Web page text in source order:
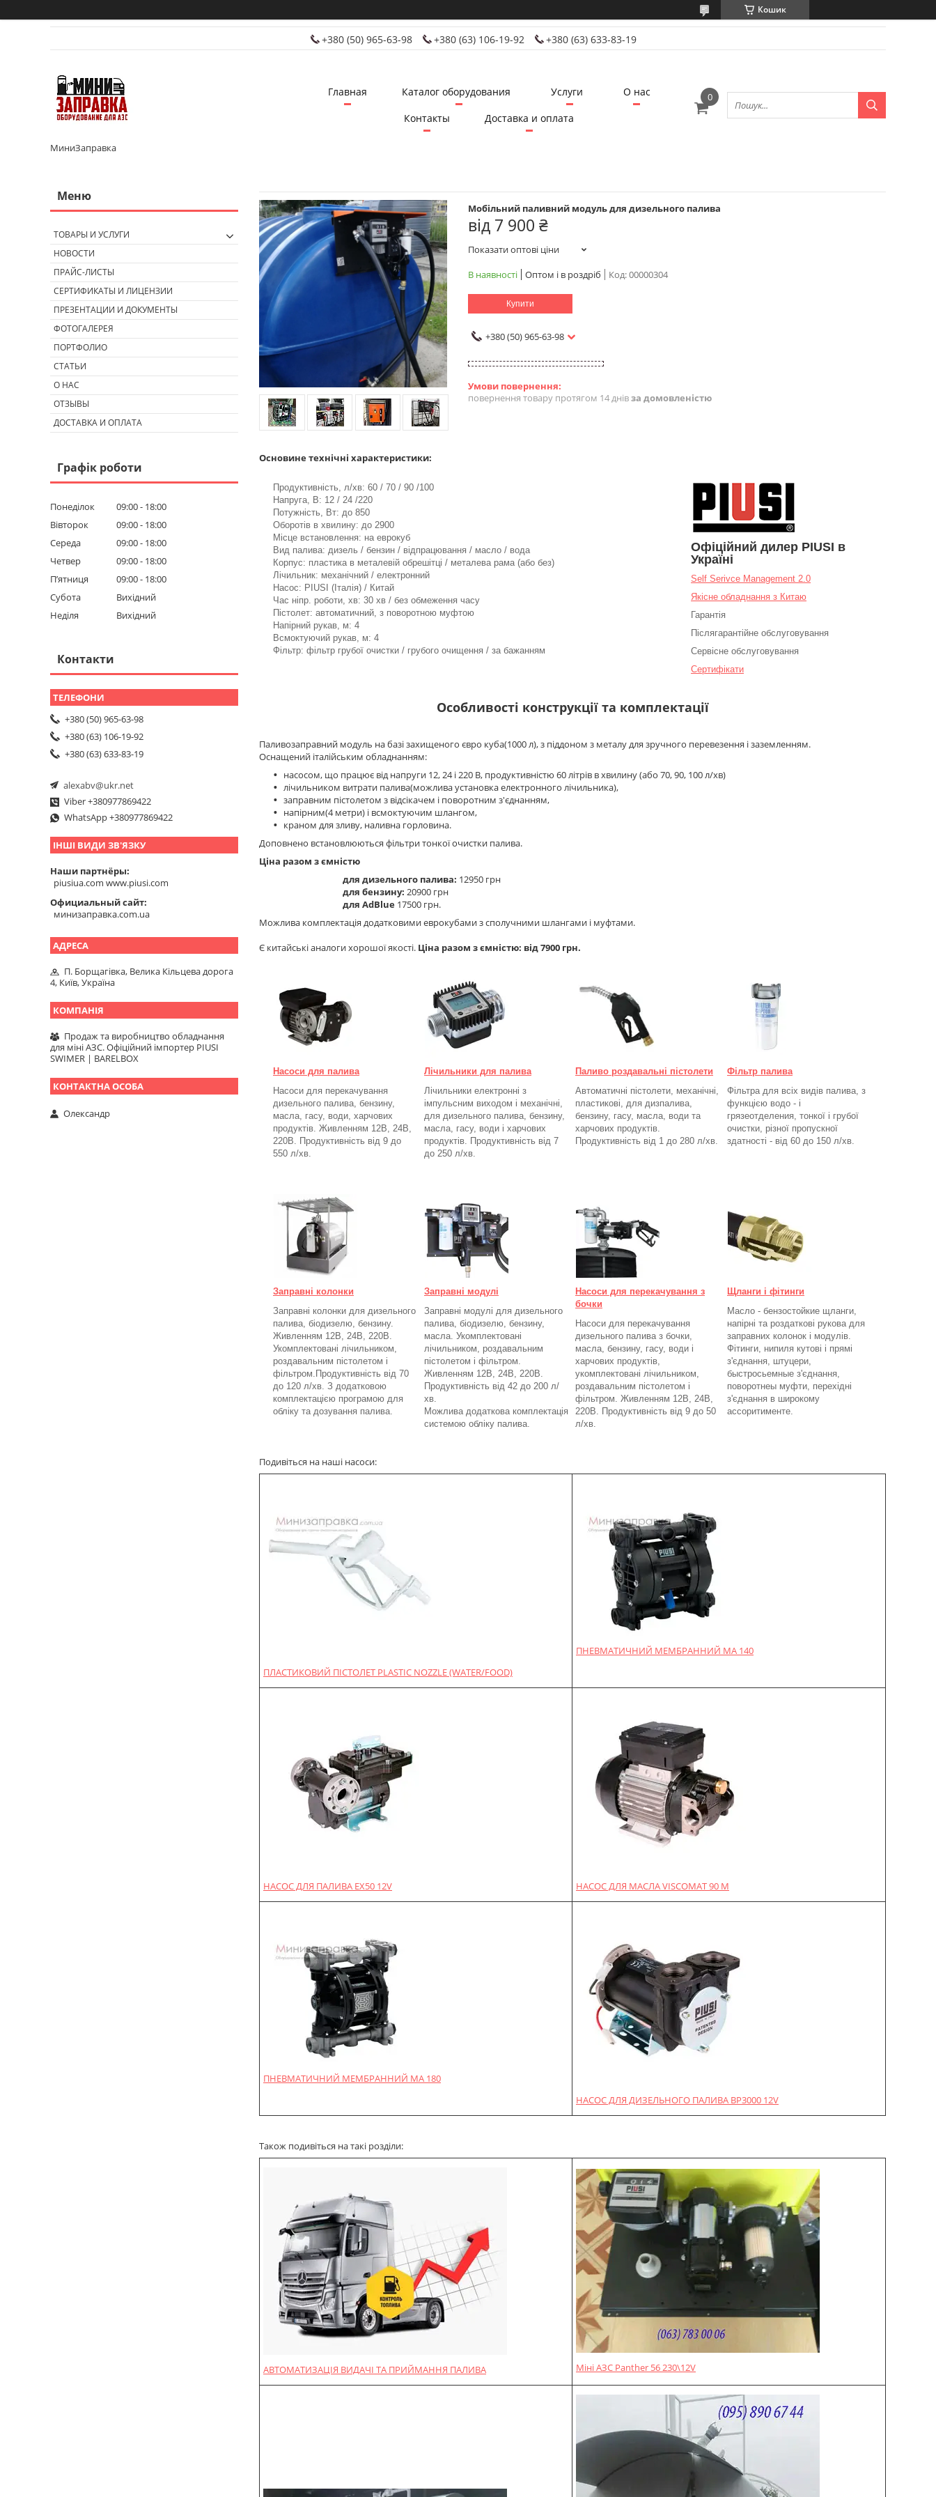
Кошик
+380 (50) 965-63-98 +380 (63) 106-19-92 +380 (63) 633-83-19
МиниЗаправка
Главная Каталог оборудования Услуги
О нас
Контакты
Доставка и оплата
Мобільний паливний модуль для дизельного палива
від 7 900 ₴
Показати оптові ціни
В наявності
Оптом і в роздріб Код:00000304
Купити
+380 (50) 965-63-98
повернення товару протягом 14 днівза домовленістю
Основине технічні характеристики:
Продуктивність, л/хв: 60 / 70 / 90 /100
Напруга, В: 12 / 24 /220
Потужність, Вт: до 850
Оборотів в хвилину: до 2900
Місце встановлення: на еврокуб
Вид палива: дизель / бензин / відпрацювання / масло / вода
Корпус: пластика в металевій обрешітці / металева рама (або без)
Лічильник: механічний / електронний
Насос: PIUSI (Італія) / Китай
Час ніпр. роботи, хв: 30 хв / без обмеження часу
Пістолет: автоматичний, з поворотною муфтою
Напірний рукав, м: 4
Всмоктуючий рукав, м: 4
Фільтр: фільтр грубої очистки / грубого очищення / за бажанням
Офіційний дилер PIUSI в
Україні
Self Serivce Management 2.0
Якісне обладнання з Китаю
Гарантія
Післягарантійне обслуговування
Сервісне обслуговування
Сертифікати
Особливості конструкції та комплектації
Паливозаправний модуль на базі захищеного євро куба(1000 л), з піддоном з металу для зручного перевезення і заземленням.
Оснащений італійським обладнанням:
насосом, що працює від напруги 12, 24 і 220 В, продуктивністю 60 літрів в хвилину (або 70, 90, 100 л/хв)
лічильником витрати палива(можлива установка електронного лічильника),
заправним пістолетом з відсікачем і поворотним з'єднанням,
напірним(4 метри) і всмоктуючим шлангом,
краном для зливу, наливна горловина.
Доповнено встановлюються фільтри тонкої очистки палива.
Ціна разом з ємністю
для дизельного палива: 12950 грн
для бензину: 20900 грн
для AdBlue 17500 грн.
Можлива комплектація додатковими еврокубами з сполучними шлангами і муфтами.
Є китайські аналоги хорошої якості. Ціна разом з ємністю: від 7900 грн.
Насоси для палива
Насоси для перекачування
дизельного палива, бензину,
масла, гасу, води, харчових
продуктів. Живленням 12В, 24В,
220В. Продуктивність від 9 до
550 л/хв.
Лічильники для палива
Лічильники електронні з
імпульсним виходом і механічні,
для дизельного палива, бензину,
масла, гасу, води і харчових
продуктів. Продуктивність від 7
до 250 л/хв.
Паливо роздавальні пістолети
Автоматичні пістолети, механічні,
пластикові, для дизпалива,
бензину, гасу, масла, води та
харчових продуктів.
Продуктивність від 1 до 280 л/хв.
Фільтр палива
Фільтра для всіх видів палива, з
функцією водо - і
грязеотделения, тонкої і грубої
очистки, різної пропускної
здатності - від 60 до 150 л/хв
Заправні колонки
Заправні колонки для дизельного
палива, біодизелю, бензину.
Живленням 12В, 24В, 220В.
Укомплектовані лічильником,
роздавальним пістолетом і
фільтром. Продуктивність від 70
до 120 л/хв. З додатковою
комплектацією програмою для
обліку та дозування палива.
Заправні модулі
Заправні модулі для дизельного
палива, біодизелю, бензину,
масла. Укомплектовані
лічильником, роздавальним
пістолетом і фільтром.
Живленням 12В, 24В, 220В.
Продуктивність від 42 до 200 л/
хв.
Можлива додаткова комплектація
системою обліку палива.
Насоси для перекачування з
бочки
Насоси для перекачування
дизельного палива з бочки,
масла, бензину, гасу, води і
харчових продуктів,
укомплектовані лічильником,
роздавальним пістолетом і
фільтром. Живленням 12В, 24В,
220В. Продуктивність від 9 до 50
л/хв.
Щланги і фітинги
Масло - бензостойкие щланги,
напірні та роздаткові рукова для
заправних колонок і модулів.
Фітинги, нипиля кутові і прямі
з'єднання, штуцери,
быстросьемные з'єднання,
поворотнеы муфти, перехідні
з'єднання в широкому
ассоритименте.
Подивіться на наші насоси:
ПЛАСТИКОВИЙ ПІСТОЛЕТ PLASTIC NOZZLE (WATER/FOOD)
ПНЕВМАТИЧНИЙ МЕМБРАННИЙ MA 140
НАСОС ДЛЯ ПАЛИВА EX50 12V НАСОС ДЛЯ МАСЛА VISCOMAT 90 M
ПНЕВМАТИЧНИЙ МЕМБРАННИЙ MA 180
НАСОС ДЛЯ ДИЗЕЛЬНОГО ПАЛИВА BP3000 12V
Також подивіться на такі розділи:
АВТОМАТИЗАЦІЯ ВИДАЧІ ТА ПРИЙМАННЯ ПАЛИВА Міні АЗС Panther 56 230\12V
ТОВАРЫ И УСЛУГИ
НОВОСТИ
ПРАЙС-ЛИСТЫ
СЕРТИФИКАТЫ И ЛИЦЕНЗИИ
ПРЕЗЕНТАЦИИ И ДОКУМЕНТЫ
ФОТОГАЛЕРЕЯ
ПОРТФОЛИО
СТАТЬИ
О НАС
ОТЗЫВЫ
ДОСТАВКА И ОПЛАТА
Графік роботи
Понеділок 09:00
18:00
Вівторок
09:00
18:00
Середа
09:00
18:00
Четвер
09:00
18:00
Пʼятниця
09:00
18:00
Субота
Вихідний
Неділя
Вихідний
Контакти
+380 (50) 965-63-98
+380 (63) 106-19-92
+380 (63) 633-83-19
alexabv@ukr.net
Viber +380977869422
WhatsApp +380977869422
ІНШІ ВИДИ ЗВ'ЯЗКУ
Наши партнёры
piusiua.com www.piusi.com
Официальный сайт
минизаправка.com.ua
П. Борщагівка, Велика Кільцева дорога
4, Київ, Україна
Продаж та виробництво обладнання
для міні АЗС. Офіційний імпортер PIUSI
SWIMER | BARELBOX
Олександр